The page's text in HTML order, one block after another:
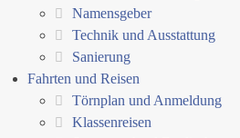
Namensgeber
Technik und Ausstattung
Sanierung
Fahrten und Reisen
Törnplan und Anmeldung
Klassenreisen